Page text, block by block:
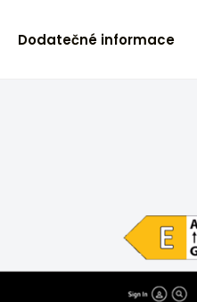
Dodatečné informace